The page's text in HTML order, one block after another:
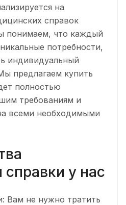
на
справок
понимаем, что каждый
потребности,
индивидуальный
предлагаем купить
полностью
требованиям и
всеми необходимыми
у нас
Вам не нужно тратить